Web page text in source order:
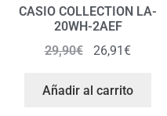
CASIO COLLECTION LA-
20WH-2AEF
29,90€ 26,91€
Añadir al carrito